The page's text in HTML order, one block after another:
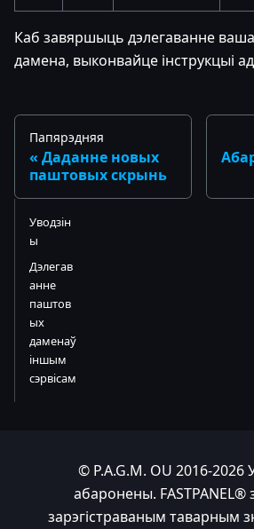
Каб завяршыць дэлегаванне
дамена, выконвайце інструкцыі
Папярэдняя
Даданне новых
паштовых скрынь
Уводзін
ы
Дэлегав
анне
паштов
ых
даменаў
іншым
сэрвісам
© P.A.G.M. OU 2016-2026
абаронены. FASTPANEL®
зарэгістраваным таварным